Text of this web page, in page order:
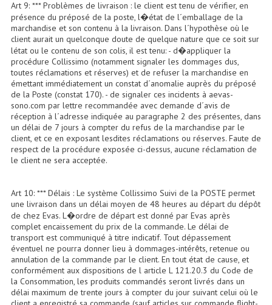
Système Sans Fil In-Ear Monitoring
Table Mixages Et Contrôleurs & Consoles
Tables De Mixage DJ
Controleurs DJ USB / MP3
Consoles Sono Et Studio
Consoles Numériques
Lumière
Boules À Facettes
Changeurs De Couleurs
Déco Light
Effets LASERS
Art 9: *** Problèmes de livraison : le client est tenu de vérifier, en
présence du préposé de la poste, l�état de l´emballage de la
marchandise et son contenu à la livraison. Dans l´hypothèse où le
client aurait un quelconque doute de quelque nature que ce soit sur
létat ou le contenu de son colis, il est tenu: - d�appliquer la
procédure Collissimo (notamment signaler les dommages dus,
toutes réclamations et réserves) et de refuser la marchandise en
émettant immédiatement un constat d´anomalie auprès du préposé
de la Poste (constat 170). - de signaler ces incidents à aevas-
sono.com par lettre recommandée avec demande d´avis de
réception à l´adresse indiquée au paragraphe 2 des présentes, dans
un délai de 7 jours à compter du refus de la marchandise par le
client, et ce en exposant lesdites réclamations ou réserves. Faute de
respect de la procédure exposée ci-dessus, aucune réclamation de
le client ne sera acceptée.
Art 10: *** Délais : Le système Collissimo Suivi de la POSTE permet
une livraison dans un délai moyen de 48 heures au départ du dépôt
de chez Evas. L�ordre de départ est donné par Evas après
complet encaissement du prix de la commande. Le délai de
transport est communiqué à titre indicatif. Tout dépassement
éventuel ne pourra donner lieu à dommages-intérêts, retenue ou
annulation de la commande par le client. En tout état de cause, et
conformément aux dispositions de l article L 121.20.3 du Code de
la Consommation, les produits commandés seront livrés dans un
délai maximum de trente jours à compter du jour suivant celui où le